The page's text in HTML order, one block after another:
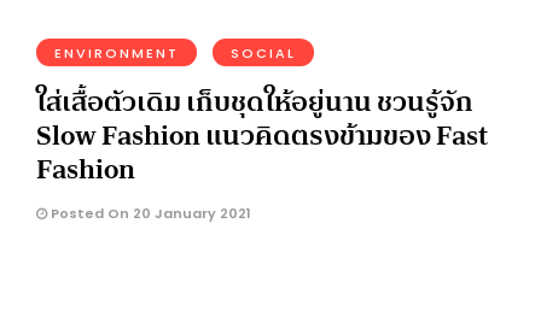
ENVIRONMENT SOCIAL
ใส่เสื้อตัวเดิม เก็บชุดให้อยู่นาน ชวนรู้จัก
Slow Fashion แนวคิดตรงข้ามของ Fast
Fashion
Posted On 20 January 2021